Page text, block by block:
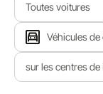
Toutes voitures
Véhicules
sur les centres